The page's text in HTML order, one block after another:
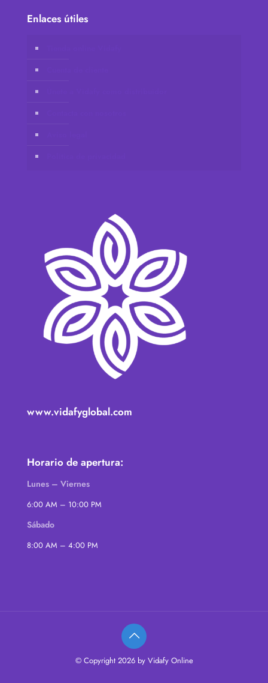
Enlaces útiles
www.vidafyglobal.com
Horario de apertura:
Lunes – Viernes
6:00 AM – 10:00 PM
Sábado
8:00 AM – 4:00 PM
© Copyright 2026 by Vidafy Online